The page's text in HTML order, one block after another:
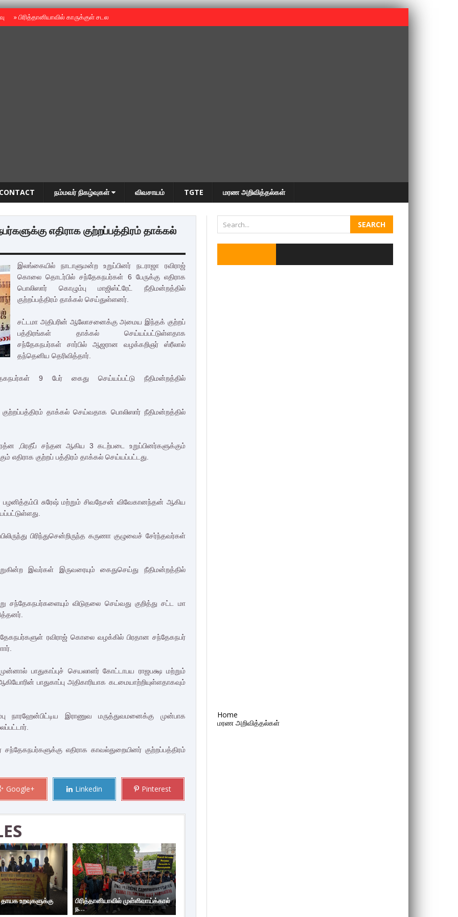
»பிரித்தானியாவில் காருக்குள் சடலம் -தமிழருடையதா ?
CONTACT நம்மவர் நிகழ்வுகள் விவசாயம் TGTE மரண அறிவித்தல்கள்
எதிராக குற்றப்பத்திரம் தாக்கல்
இலங்கையில் நாடாளுமன்ற உறுப்பினர் நடராஜா ரவிராஜ்
கொலை தொடர்பில் சந்தேகநபர்கள் 6 பேருக்கு எதிராக
பொலிஸார் கொழும்பு மாஜிஸ்ட்ரேட் நீதிமன்றத்தில்
குற்றப்பத்திரம் தாக்கல் செய்துள்ளனர்.
சட்டமா அதிபரின் ஆலோசனைக்கு அமைய இந்தக் குற்றப்
பத்திரங்கள் தாக்கல் செய்யப்பட்டுள்ளதாக
சந்தேகநபர்கள் சார்பில் ஆஜரான வழக்கறிஞர் ஸ்ரீலால்
தந்தெனிய தெரிவித்தார்.
9 பேர் கைது செய்யப்பட்டு நீதிமன்றத்தில்
தாக்கல் செய்வதாக பொலிஸார் நீதிமன்றத்தில்
,பிரதீப் சந்தன ஆகிய 3 கடற்படை உறுப்பினர்களுக்கும்
எதிராக குற்றப் பத்திரம் தாக்கல் செய்யப்பட்டது.
சுரேஷ் மற்றும் சிவநேசன் விவேகானந்தன் ஆகிய
பிரிந்துசென்றிருந்த கருணா குழுவைச் சேர்ந்தவர்கள்
இவர்கள் இருவரையும் கைதுசெய்து நீதிமன்றத்தில்
சந்தேகநபர்களையும் விடுதலை செய்வது குறித்து சட்ட மா
ரவிராஜ் கொலை வழக்கில் பிரதான சந்தேகநபர்
பாதுகாப்புச் செயலாளர் கோட்டாபய ராஜபக்ஷ மற்றும்
பாதுகாப்பு அதிகாரியாக கடமையாற்றியுள்ளதாகவும்
இராணுவ மருத்துவமனைக்கு முன்பாக
எதிராக காவல்துறையினர் குற்றப்பத்திரம்
Google+ Linkedin Pinterest
தாயக உறவுகளுக்கு
பிரித்தானியாவில் முள்ளிவாய்க்கால்
ந...
Home
மரண அறிவித்தல்கள்